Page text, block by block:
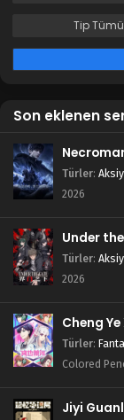
TipTümü
Son eklenen
Türler:
2026
Under
Türler:
2026
Cheng
Türler:
Colored
Jiyi